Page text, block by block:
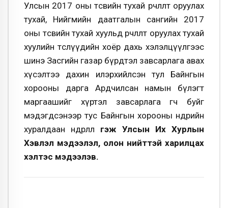
Улсын 2017 оны төсвийн тухай өөрчлөлт оруулах
тухай, Нийгмийн даатгалын сангийн 2017
оны төсвийн тухай хуульд өөрчлөлт оруулах тухай
хуулийн төслүүдийн хоёр дахь хэлэлцүүлгээс
шинэ Засгийн газар бүрдтэл завсарлага авах
хүсэлтээ дахин илэрхийлсэн тул Байнгын
хорооны дарга Ардчилсан намын бүлэгт
маргаашийг хүртэл завсарлага өгч буйг
мэдэгдсэнээр тус Байнгын хорооны өнөөдрийн
хуралдаан өндөрлөлөө гэж Улсын Их Хурлын
Хэвлэл мэдээлэл, олон нийттэй харилцах
хэлтэс мэдээлэв.